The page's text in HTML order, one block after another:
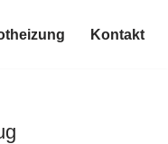
Kontakt